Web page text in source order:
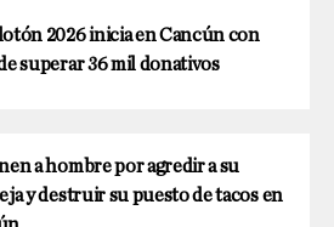
2026 inicia en Cancún con
superar 36 mil donativos
a hombre por agredir a su
y destruir su puesto de tacos en